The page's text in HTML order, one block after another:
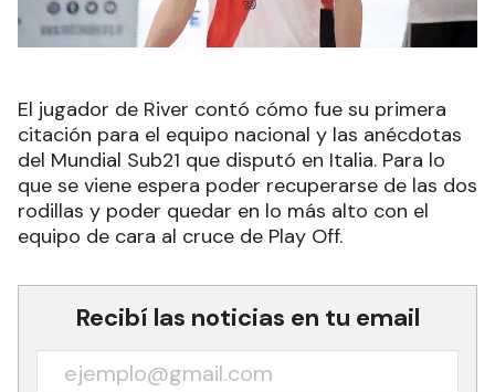
El jugador de River contó cómo fue su primera
citación para el equipo nacional y las anécdotas
del Mundial Sub21 que disputó en Italia. Para lo
que se viene espera poder recuperarse de las dos
rodillas y poder quedar en lo más alto con el
equipo de cara al cruce de Play Off.
Recibí las noticias en tu email